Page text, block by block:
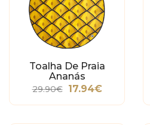
Toalha De Praia
Ananás
29.90€ 17.94€